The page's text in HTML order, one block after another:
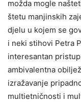
možda mogle
štetu manjinskih
djelu u kojem se
i neki stihovi Petra
interesantan
ambivalentna
izražavanje
multietničnosti i